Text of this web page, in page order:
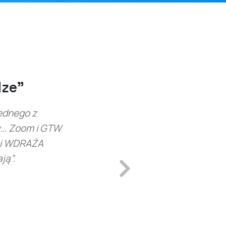
„Od jakiegoś czasu chciałam prowadzić płatne
były bardzo kosztowne i trudne do
bardzo łatwy i wart swojej ceny. Jak dotąd
naprawdę go polecam. Nareszcie
Next